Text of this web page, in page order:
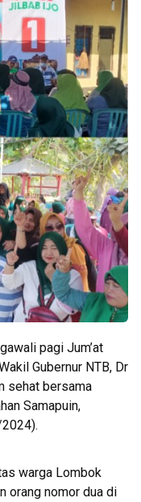
pagi Jum’at
Gubernur NTB, Dr
sehat bersama
Samapuin,
warga Lombok
orang nomor dua di